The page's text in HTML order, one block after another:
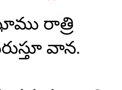
రాత్రి
వాన.